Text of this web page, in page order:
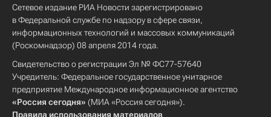
Сетевое издание РИА Новости зарегистрировано
в Федеральной службе по надзору в сфере связи,
информационных технологий и массовых коммуникаций
(Роскомнадзор) 08 апреля 2014 года.
Свидетельство о регистрации Эл № ФС77-57640
Учредитель: Федеральное государственное унитарное
предприятие Международное информационное агентство
«Россия сегодня» (МИА «Россия сегодня»).
Правила использования материалов